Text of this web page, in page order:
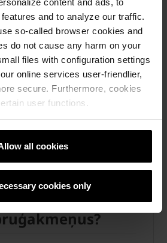
and to analyze our traffic.
so-called browser cookies and
do not cause any harm on your
files with configuration settings
online services user-friendlier,
secure. Furthermore, cookies
user functions.
all cookies
cookies only
Penter